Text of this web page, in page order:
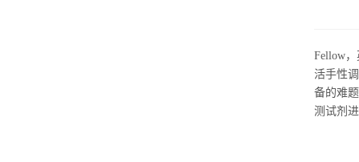
Fellow
活手性
备的难
测试剂